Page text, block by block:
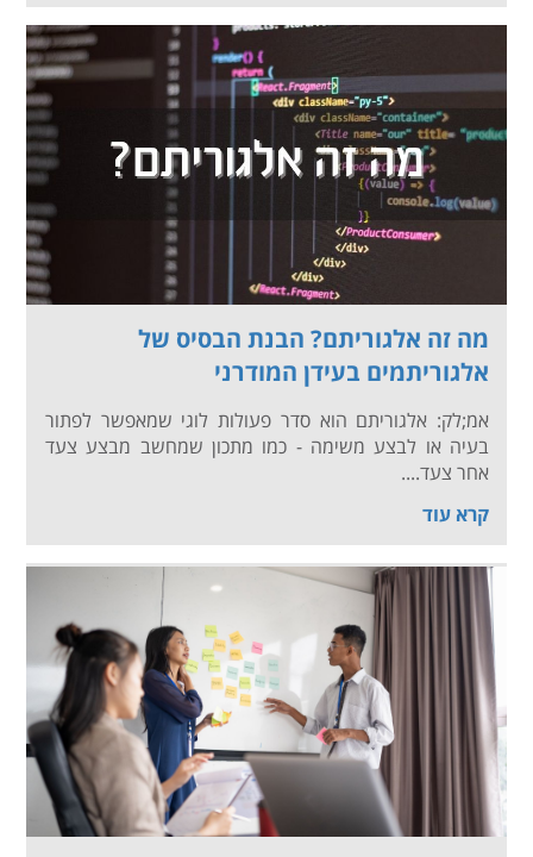
מה זה אלגוריתם? הבנת הבסיס של
אלגוריתמים בעידן המודרני
אמ;לק: אלגוריתם הוא סדר פעולות לוגי שמאפשר לפתור
בעיה או לבצע משימה - כמו מתכון שמחשב מבצע צעד
אחר צעד....
קרא עוד